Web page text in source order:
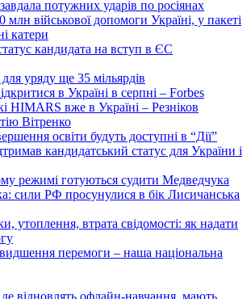
завдала потужних ударів по росіянах
військової допомоги Україні, у пакеті
катери
кандидата на вступ в ЄС
уряду ще 35 мільярдів
в Україні в серпні – Forbes
HIMARS вже в Україні – Резніков
Вітренко
освіти будуть доступні в “Дії”
кандидатський статус для України і
режимі готуються судити Медведчука
сили РФ просунулися в бік Лисичанська
утоплення, втрата свідомості: як надати
перемоги – наша національна